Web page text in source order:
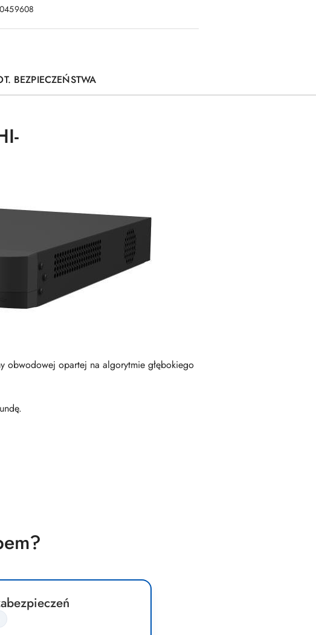
BEZPIECZEŃSTWA
obwodowej opartej na algorytmie głębokiego